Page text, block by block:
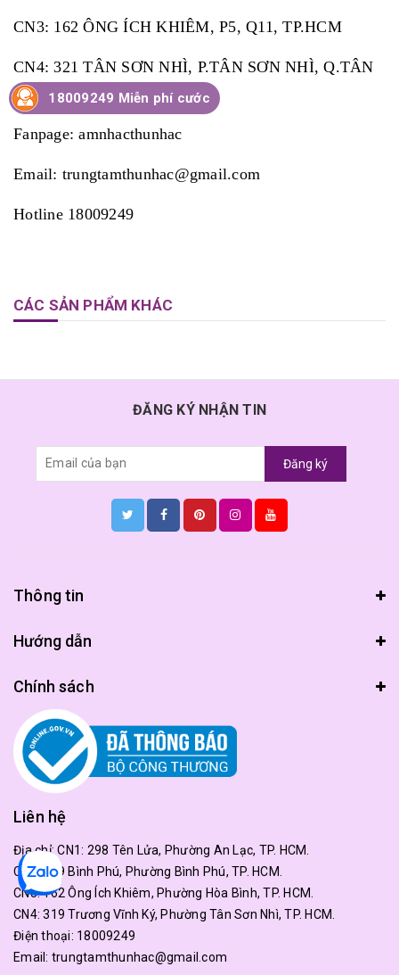
CN3: 162 ÔNG ÍCH KHIÊM, P5, Q11, TP.HCM
CN4: 321 TÂN SƠN NHÌ, P.TÂN SƠN NHÌ, Q.TÂN
PHÚ, TP.HCM
Fanpage: amnhacthunhac
Email: trungtamthunhac@gmail.com
Hotline 18009249
CÁC SẢN PHẨM KHÁC
ĐĂNG KÝ NHẬN TIN
Đăng ký
Thông tin
Hướng dẫn
Chính sách
Liên hệ
Địa chỉ:CN1: 298 Tên Lửa, Phường An Lạc, TP. HCM.
CN2: 179 Bình Phú, Phường Bình Phú, TP. HCM.
CN3: 162 Ông Ích Khiêm, Phường Hòa Bình, TP. HCM.
CN4: 319 Trương Vĩnh Ký, Phường Tân Sơn Nhì, TP. HCM.
Điện thoại: 18009249
Email: trungtamthunhac@gmail.com
18009249 Miễn phí cước